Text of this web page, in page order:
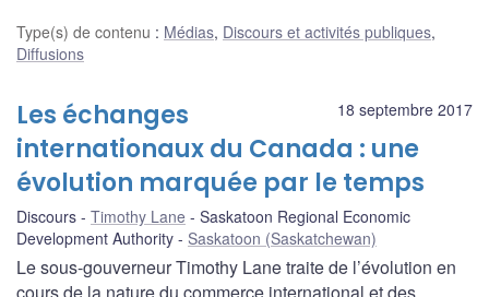
Type(s) de contenu : Médias, Discours et activités publiques,
Diffusions
18 septembre 2017
Les échanges
internationaux du Canada : une
évolution marquée par le temps
Discours Timothy Lane
Saskatoon Regional Economic
Development Authority
Saskatoon (Saskatchewan)
Le sous-gouverneur Timothy Lane traite de l’évolution en